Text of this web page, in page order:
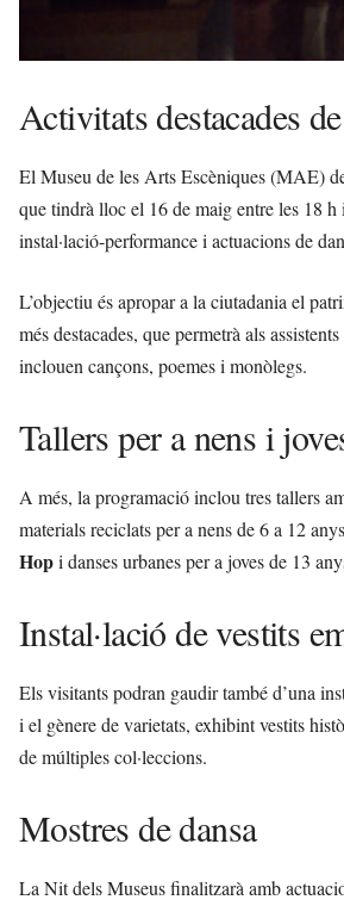
Activitats destacades
El Museu de les Arts Escèniques (MAE)
que tindrà lloc el 16 de maig entre les 18
instal·lació-performance i actuacions de
L’objectiu és apropar a la ciutadania el
més destacades, que permetrà als
inclouen cançons, poemes i monòlegs.
Tallers per a nens i
A més, la programació inclou tres tallers
materials reciclats per a nens de 6 a 12
Hopi danses urbanes per a joves de 13
Instal·lació de vestits
Els visitants podran gaudir també d’una
i el gènere de varietats, exhibint vestits
de múltiples col·leccions.
Mostres de dansa
La Nit dels Museus finalitzarà amb